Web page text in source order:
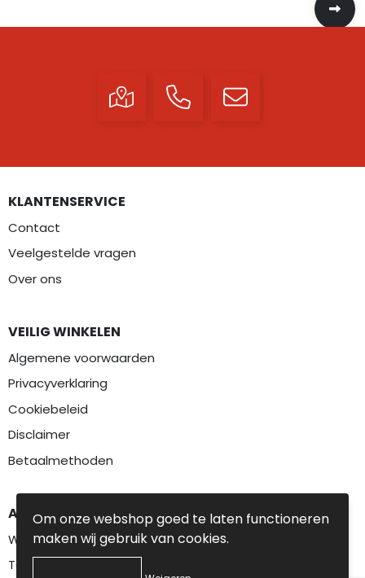
KLANTENSERVICE
Contact
Veelgestelde vragen
Over ons
VEILIG WINKELEN
Algemene voorwaarden
Privacyverklaring
Cookiebeleid
Disclaimer
Betaalmethoden
AANBEVOLEN CATEGORIEËN
Werkkleding
Textiel
Om onze webshop goed te laten functioneren
maken wij gebruik van cookies.